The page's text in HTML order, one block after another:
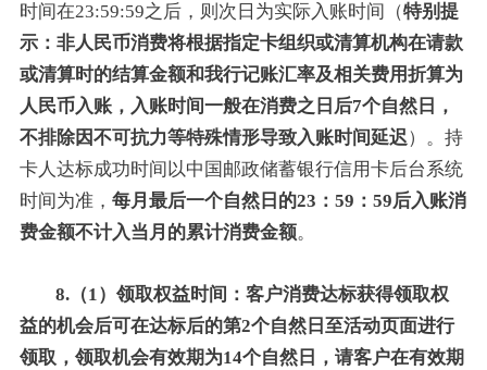
时间在23:59:59之后，则次日为实际入账时间（特别提
示：非人民币消费将根据指定卡组织或清算机构在请款
或清算时的结算金额和我行记账汇率及相关费用折算为
人民币入账，入账时间一般在消费之日后7个自然日，
不排除因不可抗力等特殊情形导致入账时间延迟）。持
卡人达标成功时间以中国邮政储蓄银行信用卡后台系统
时间为准， 每月最后一个自然日的23：59：59后入账消
费金额不计入当月的累计消费金额。
8.（1）领取权益时间：客户消费达标获得领取权
益的机会后可在达标后的第2个自然日至活动页面进行
领取，领取机会有效期为14个自然日，请客户在有效期